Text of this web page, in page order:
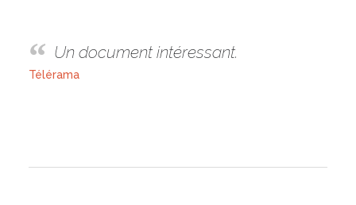
Un document intéressant.
Télérama